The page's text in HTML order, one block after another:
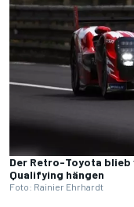
Der Retro-Toyota
Qualifying hängen
Foto: Rainier Ehrhardt